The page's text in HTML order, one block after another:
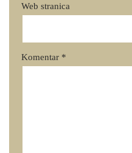
Web stranica
Komentar *